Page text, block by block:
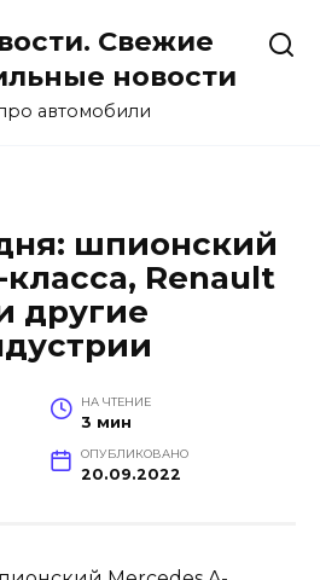
Свежие
новости
автомобили
шпионский
Renault
другие
НА ЧТЕНИЕ
3 мин
ОПУБЛИКОВАНО
20.09.2022